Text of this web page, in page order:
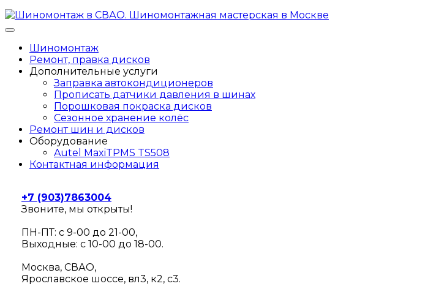
Шиномонтаж
Ремонт, правка дисков
Дополнительные услуги
Заправка автокондиционеров
Прописать датчики давления в шинах
Порошковая покраска дисков
Сезонное хранение колёс
Ремонт шин и дисков
Оборудование
Autel MaxiTPMS TS508
Контактная информация
+7 (903)7863004
Звоните, мы открыты!
ПН-ПТ: с 9-00 до 21-00,
Выходные: с 10-00 до 18-00.
Москва, СВАО,
Ярославское шоссе, вл3, к2, с3.